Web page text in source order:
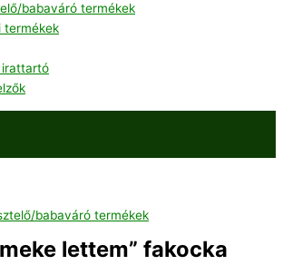
babaváró termékek
termékek
irattartó
babaváró termékek
lettem” fakocka